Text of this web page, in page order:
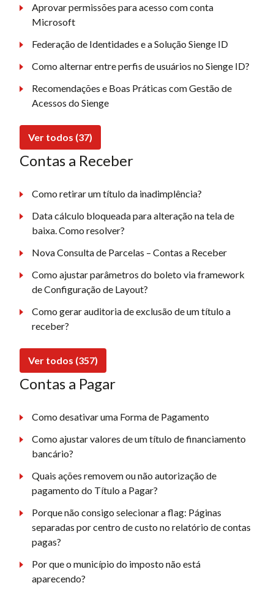
Aprovar permissões para acesso com conta
Microsoft
Federação de Identidades e a Solução Sienge ID
Como alternar entre perfis de usuários no Sienge ID?
Recomendações e Boas Práticas com Gestão de
Acessos do Sienge
Ver todos (37)
Contas a Receber
Como retirar um título da inadimplência?
Data cálculo bloqueada para alteração na tela de
baixa. Como resolver?
Nova Consulta de Parcelas – Contas a Receber
Como ajustar parâmetros do boleto via framework
de Configuração de Layout?
Como gerar auditoria de exclusão de um título a
receber?
Ver todos (357)
Contas a Pagar
Como desativar uma Forma de Pagamento
Como ajustar valores de um título de financiamento
bancário?
Quais ações removem ou não autorização de
pagamento do Título a Pagar?
Porque não consigo selecionar a flag: Páginas
separadas por centro de custo no relatório de contas
pagas?
Por que o município do imposto não está
aparecendo?